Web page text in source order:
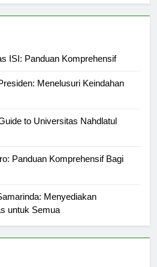
Menelusuri Keindahan
to Universitas Nahdlatul
Panduan Komprehensif Bagi
Menyediakan